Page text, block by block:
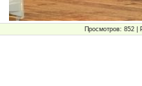
Просмотров: 852 |